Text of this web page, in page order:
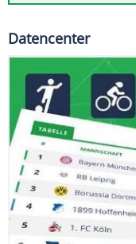
Datencenter